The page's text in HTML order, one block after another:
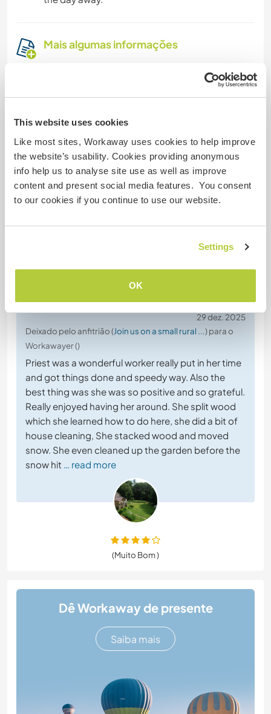
This website uses cookies
Like most sites, Workaway uses cookies to help improve
the website’s usability. Cookies providing anonymous
info help us to analyse site use as well as improve
content and present social media features. You consent
to our cookies if you continue to use our website.
Settings
OK
Mais algumas informações
Carteira de motorista
Dietas especiais
29 dez. 2025
Deixado pelo anfitrião (Join us on a small rural ...) para o
Workawayer ()
Priest was a wonderful worker really put in her time
and got things done and speedy way. Also the
best thing was she was so positive and so grateful.
Really enjoyed having her around. She split wood
which she learned how to do here, she did a bit of
house cleaning, She stacked wood and moved
snow. She even cleaned up the garden before the
snow hit … read more
(Muito Bom )
Dê Workaway de presente
Saiba mais